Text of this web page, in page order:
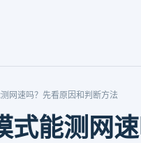
网速吗？先看原因和判断方法
式能测网